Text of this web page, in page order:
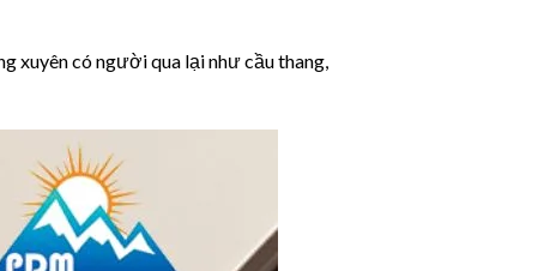
xuyên có người qua lại như cầu thang,